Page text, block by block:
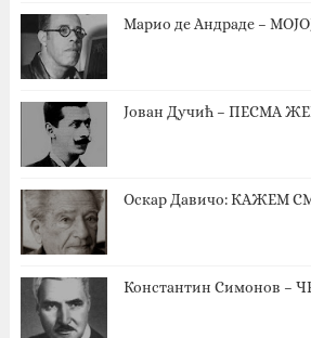
Марио де Андраде –
Јован Дучић – ПЕСМА
Оскар Давичо‎: КАЖЕМ
Константин Симонов –